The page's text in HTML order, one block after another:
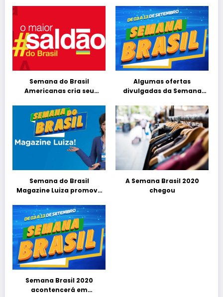
Brasil
Semana do Brasil
Americanas cria seu
Algumas ofertas
divulgadas da Semana
Semana do Brasil
Magazine Luiza promove
A Semana Brasil 2020
chegou
Semana Brasil 2020
acontencerá em